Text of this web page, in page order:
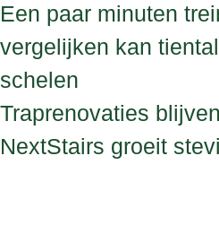
Een paar minuten
vergelijken kan
schelen
Traprenovaties
NextStairs groeit